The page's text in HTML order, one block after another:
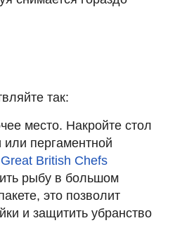
так:
место. Накройте стол
или пергаментной
Great British Chefs
рыбу в большом
это позволит
и защитить убранство